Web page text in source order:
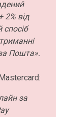
2% від
Пошта».
за